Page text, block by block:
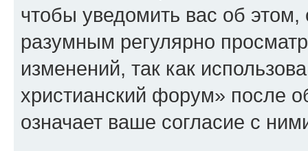
чтобы уведомить вас об
разумным регулярно
изменений, так как
христианский форум» после
означает ваше согласие с